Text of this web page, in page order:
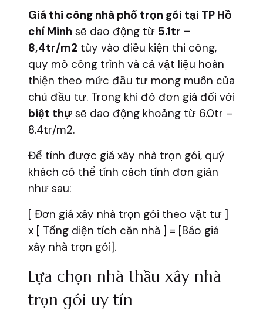
Giá thi công nhà phố trọn gói tại TP Hồ
chí Minh sẽ dao động từ 5.1tr –
8,4tr/m2 tùy vào điều kiện thi công,
quy mô công trình và cả vật liệu hoàn
thiện theo mức đầu tư mong muốn của
chủ đầu tư. Trong khi đó đơn giá đối với
biệt thự sẽ dao động khoảng từ 6.0tr –
8.4tr/m2.
Để tính được giá xây nhà trọn gói, quý
khách có thể tính cách tính đơn giản
như sau:
[ Đơn giá xây nhà trọn gói theo vật tư ]
x [ Tổng diện tích căn nhà ] = [Báo giá
xây nhà trọn gói].
Lựa chọn nhà thầu xây nhà
trọn gói uy tín